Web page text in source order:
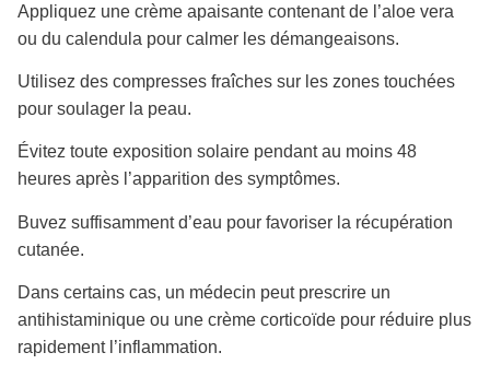
Appliquez une crème apaisante contenant de l’aloe vera
ou du calendula pour calmer les démangeaisons.
Utilisez des compresses fraîches sur les zones touchées
pour soulager la peau.
Évitez toute exposition solaire pendant au moins 48
heures après l’apparition des symptômes.
Buvez suffisamment d’eau pour favoriser la récupération
cutanée.
Dans certains cas, un médecin peut prescrire un
antihistaminique ou une crème corticoïde pour réduire plus
rapidement l’inflammation.